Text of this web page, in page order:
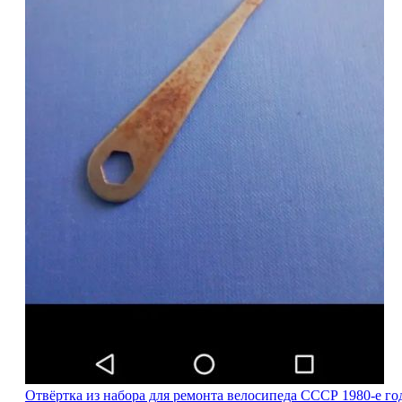
Отвёртка из набора для ремонта велосипеда СССР 1980-е